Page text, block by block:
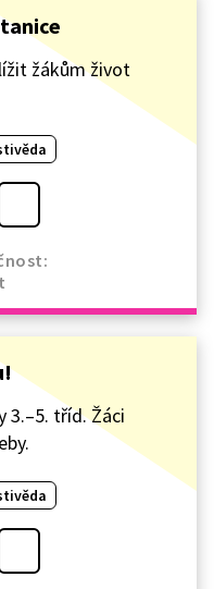
žákům život
3.–5. tříd. Žáci